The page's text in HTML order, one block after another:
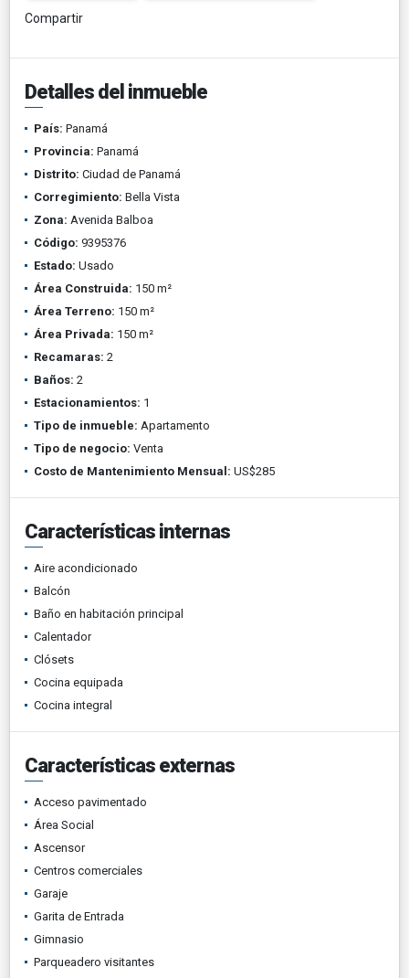
Compartir
Detalles del inmueble
País: Panamá
Provincia: Panamá
Distrito: Ciudad de Panamá
Corregimiento: Bella Vista
Zona: Avenida Balboa
Código: 9395376
Estado: Usado
Área Construida: 150 m²
Área Terreno: 150 m²
Área Privada: 150 m²
Recamaras: 2
Baños: 2
Estacionamientos: 1
Tipo de inmueble: Apartamento
Tipo de negocio: Venta
Costo de Mantenimiento Mensual: US$285
Características internas
Aire acondicionado
Balcón
Baño en habitación principal
Calentador
Clósets
Cocina equipada
Cocina integral
Características externas
Acceso pavimentado
Área Social
Ascensor
Centros comerciales
Garaje
Garita de Entrada
Gimnasio
Parqueadero visitantes